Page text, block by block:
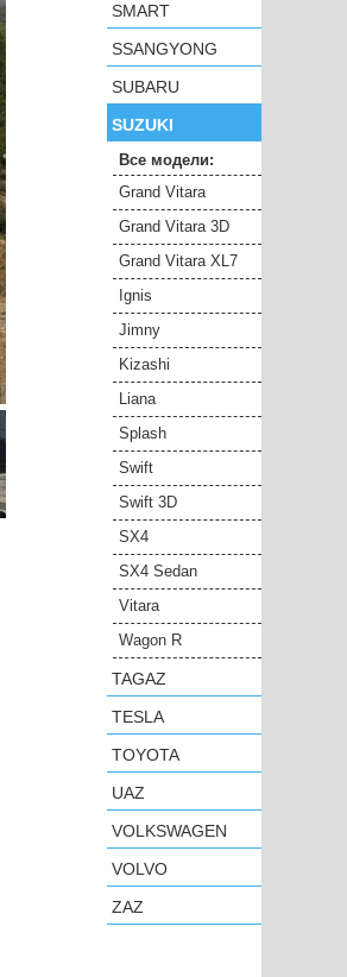
SMART
SSANGYONG
SUBARU
SUZUKI
Все модели:
Grand Vitara
Grand Vitara 3D
Grand Vitara XL7
Ignis
Jimny
Kizashi
Liana
Splash
Swift
Swift 3D
SX4
SX4 Sedan
Vitara
Wagon R
TAGAZ
TESLA
TOYOTA
UAZ
VOLKSWAGEN
VOLVO
ZAZ